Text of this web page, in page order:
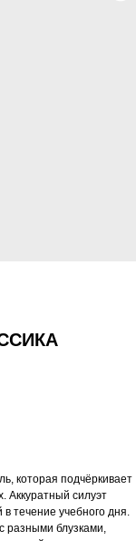
которая подчёркивает
Аккуратный силуэт
течение учебного дня.
разными блузками,